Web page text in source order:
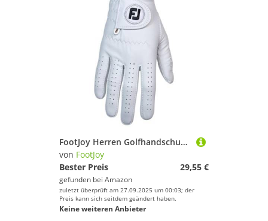
FootJoy Herren Golfhandschuh CabrettaSof für Rechtshänder, Weiß, S
von FootJoy
Bester Preis
29,55 €
gefunden bei Amazon
zuletzt überprüft am 27.09.2025 um 00:03; der
Preis kann sich seitdem geändert haben.
Keine weiteren Anbieter